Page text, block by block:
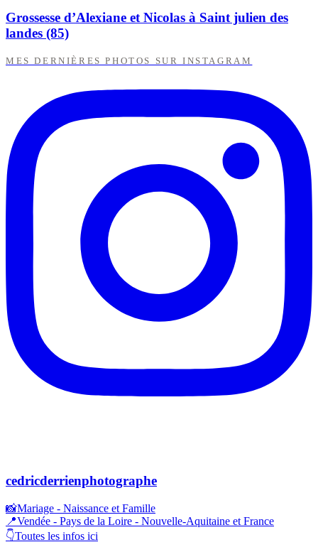
Grossesse d’Alexiane et Nicolas à Saint julien des
landes (85)
MES DERNIÈRES PHOTOS SUR INSTAGRAM
cedricderrienphotographe
📸Mariage - Naissance et Famille
📍Vendée - Pays de la Loire - Nouvelle-Aquitaine et France
👇Toutes les infos ici